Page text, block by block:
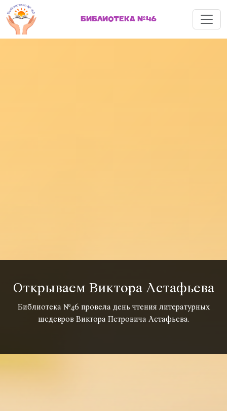
БИБЛИОТЕКА №46 Меню
Открываем Виктора Астафьева
Библиотека №46 провела день чтения литературных
шедевров Виктора Петровича Астафьева.